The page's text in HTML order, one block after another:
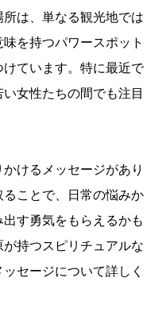
は、単なる観光地では
を持つパワースポット
ています。特に最近で
女性たちの間でも注目
けるメッセージがあり
ことで、日常の悩みか
す勇気をもらえるかも
持つスピリチュアルな
セージについて詳しく